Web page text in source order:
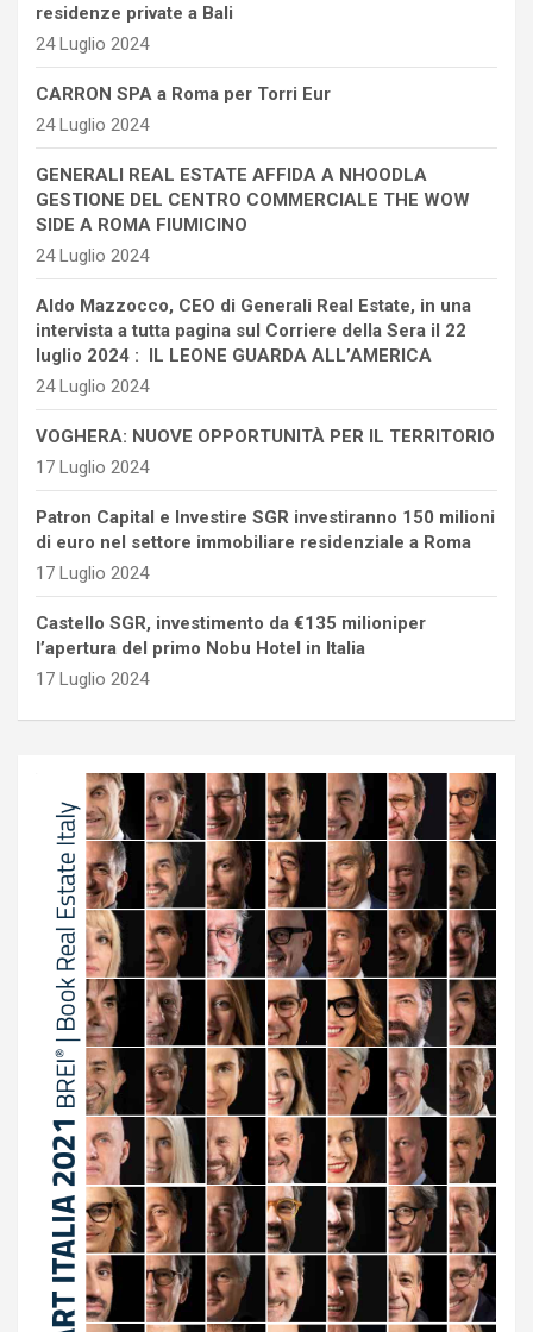
residenze private a Bali
24 Luglio 2024
CARRON SPA a Roma per Torri Eur
24 Luglio 2024
GENERALI REAL ESTATE AFFIDA A NHOODLA
GESTIONE DEL CENTRO COMMERCIALE THE WOW
SIDE A ROMA FIUMICINO
24 Luglio 2024
Aldo Mazzocco, CEO di Generali Real Estate, in una
intervista a tutta pagina sul Corriere della Sera il 22
luglio 2024 : IL LEONE GUARDA ALL’AMERICA
24 Luglio 2024
VOGHERA: NUOVE OPPORTUNITÀ PER IL TERRITORIO
17 Luglio 2024
Patron Capital e Investire SGR investiranno 150 milioni
di euro nel settore immobiliare residenziale a Roma
17 Luglio 2024
Castello SGR, investimento da €135 milioniper
l’apertura del primo Nobu Hotel in Italia
17 Luglio 2024